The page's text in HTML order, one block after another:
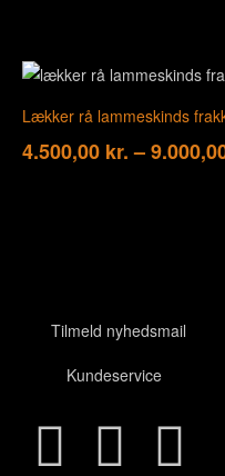
Lækker rå lammeskinds
4.500,00 kr. –
Tilmeld nyhedsmail
Kundeservice